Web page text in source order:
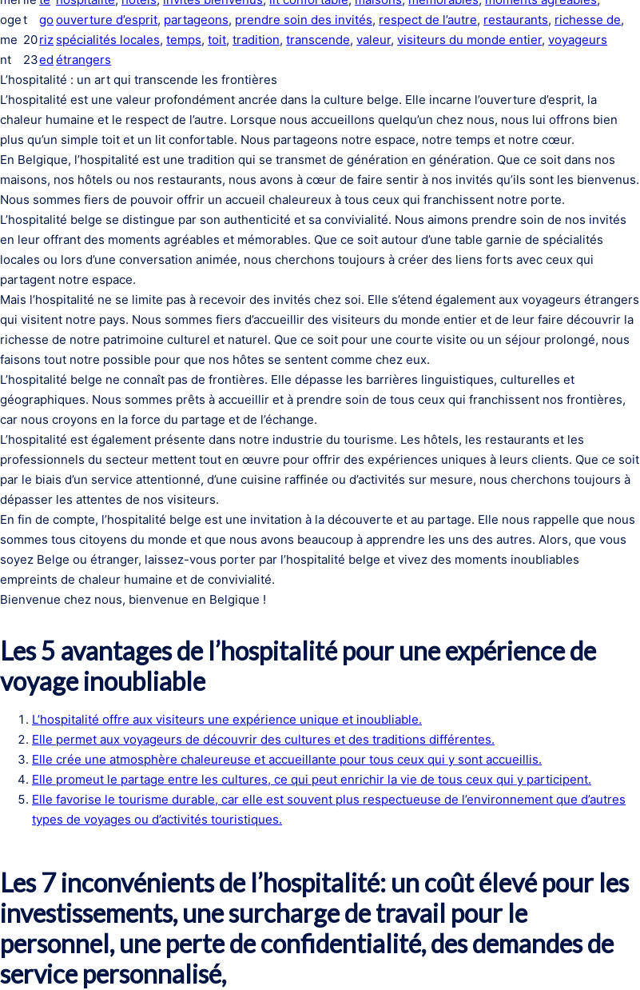
oge
me
nt
t
20
23
go
riz
ed
ouverture d’esprit, partageons, prendre soin des invités, respect de l’autre, restaurants, richesse de
spécialités locales, temps, toit, tradition, transcende, valeur, visiteurs du monde entier, voyageurs
étrangers
L’hospitalité : un art qui transcende les frontières
L’hospitalité est une valeur profondément ancrée dans la culture belge. Elle incarne l’ouverture d’esprit, la
chaleur humaine et le respect de l’autre. Lorsque nous accueillons quelqu’un chez nous, nous lui offrons bien
plus qu’un simple toit et un lit confortable. Nous partageons notre espace, notre temps et notre cœur.
En Belgique, l’hospitalité est une tradition qui se transmet de génération en génération. Que ce soit dans nos
maisons, nos hôtels ou nos restaurants, nous avons à cœur de faire sentir à nos invités qu’ils sont les bienvenus.
Nous sommes fiers de pouvoir offrir un accueil chaleureux à tous ceux qui franchissent notre porte.
L’hospitalité belge se distingue par son authenticité et sa convivialité. Nous aimons prendre soin de nos invités
en leur offrant des moments agréables et mémorables. Que ce soit autour d’une table garnie de spécialités
locales ou lors d’une conversation animée, nous cherchons toujours à créer des liens forts avec ceux qui
partagent notre espace.
Mais l’hospitalité ne se limite pas à recevoir des invités chez soi. Elle s’étend également aux voyageurs étrangers
qui visitent notre pays. Nous sommes fiers d’accueillir des visiteurs du monde entier et de leur faire découvrir la
richesse de notre patrimoine culturel et naturel. Que ce soit pour une courte visite ou un séjour prolongé, nous
faisons tout notre possible pour que nos hôtes se sentent comme chez eux.
L’hospitalité belge ne connaît pas de frontières. Elle dépasse les barrières linguistiques, culturelles et
géographiques. Nous sommes prêts à accueillir et à prendre soin de tous ceux qui franchissent nos frontières,
car nous croyons en la force du partage et de l’échange.
L’hospitalité est également présente dans notre industrie du tourisme. Les hôtels, les restaurants et les
professionnels du secteur mettent tout en œuvre pour offrir des expériences uniques à leurs clients. Que ce soit
par le biais d’un service attentionné, d’une cuisine raffinée ou d’activités sur mesure, nous cherchons toujours à
dépasser les attentes de nos visiteurs.
En fin de compte, l’hospitalité belge est une invitation à la découverte et au partage. Elle nous rappelle que nous
sommes tous citoyens du monde et que nous avons beaucoup à apprendre les uns des autres. Alors, que vous
soyez Belge ou étranger, laissez-vous porter par l’hospitalité belge et vivez des moments inoubliables
empreints de chaleur humaine et de convivialité.
Bienvenue chez nous, bienvenue en Belgique !
Les 5 avantages de l’hospitalité pour une expérience de
voyage inoubliable
L’hospitalité offre aux visiteurs une expérience unique et inoubliable.
Elle permet aux voyageurs de découvrir des cultures et des traditions différentes.
Elle crée une atmosphère chaleureuse et accueillante pour tous ceux qui y sont accueillis.
Elle promeut le partage entre les cultures, ce qui peut enrichir la vie de tous ceux qui y participent.
Elle favorise le tourisme durable, car elle est souvent plus respectueuse de l’environnement que d’autres
types de voyages ou d’activités touristiques.
Les 7 inconvénients de l’hospitalité: un coût élevé pour les
investissements, une surcharge de travail pour le
personnel, une perte de confidentialité, des demandes de
service personnalisé,